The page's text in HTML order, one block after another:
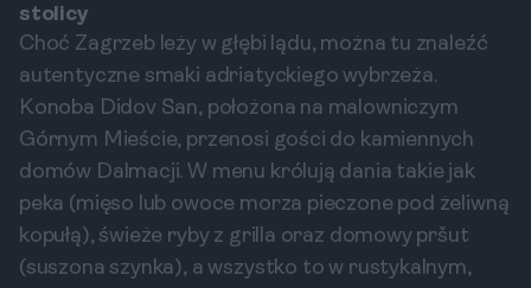
stolicy
Choć Zagrzeb leży w głębi lądu, można tu znaleźć
autentyczne smaki adriatyckiego wybrzeża.
Konoba Didov San, położona na malowniczym
Górnym Mieście, przenosi gości do kamiennych
domów Dalmacji. W menu królują dania takie jak
peka (mięso lub owoce morza pieczone pod żeliwną
kopułą), świeże ryby z grilla oraz domowy pršut
(suszona szynka), a wszystko to w rustykalnym,